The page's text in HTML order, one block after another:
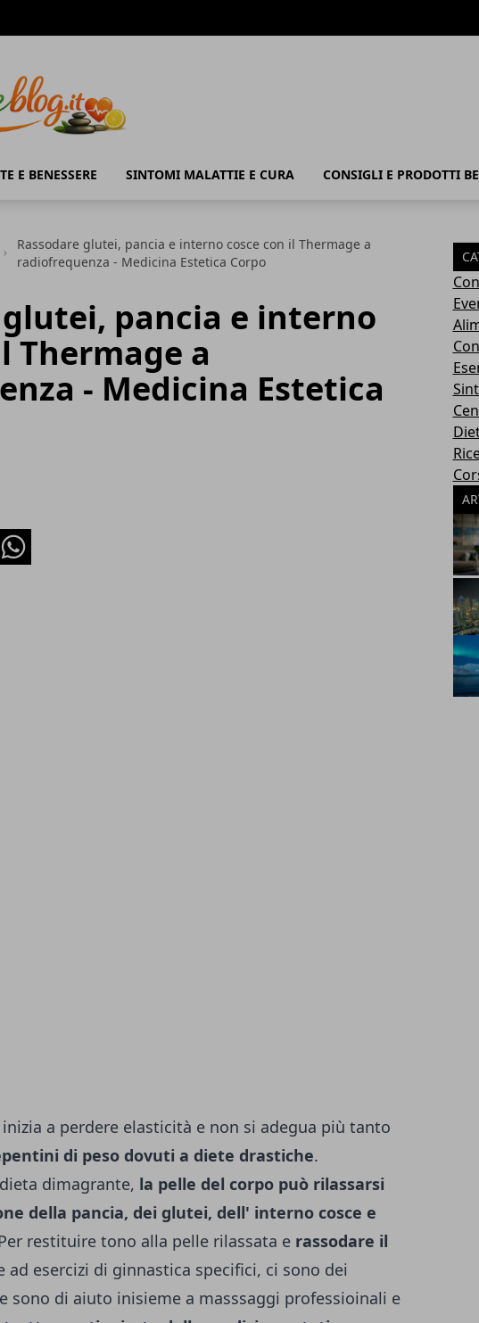
E BENESSERE SINTOMI MALATTIE E CURA CONSIGLI E PRODOTTI
Rassodare glutei, pancia e interno cosce con il Thermage a
radiofrequenza - Medicina Estetica Corpo
glutei, pancia e interno
Thermage a
- Medicina Estetica
Whatsapp
a perdere elasticità e non si adegua più tanto
di peso dovuti a diete drastiche.
dimagrante, la pelle del corpo può rilassarsi
della pancia, dei glutei, dell' interno cosce e
restituire tono alla pelle rilassata e rassodare il
ad esercizi di ginnastica specifici, ci sono dei
sono di aiuto inisieme a masssaggi professioinali e